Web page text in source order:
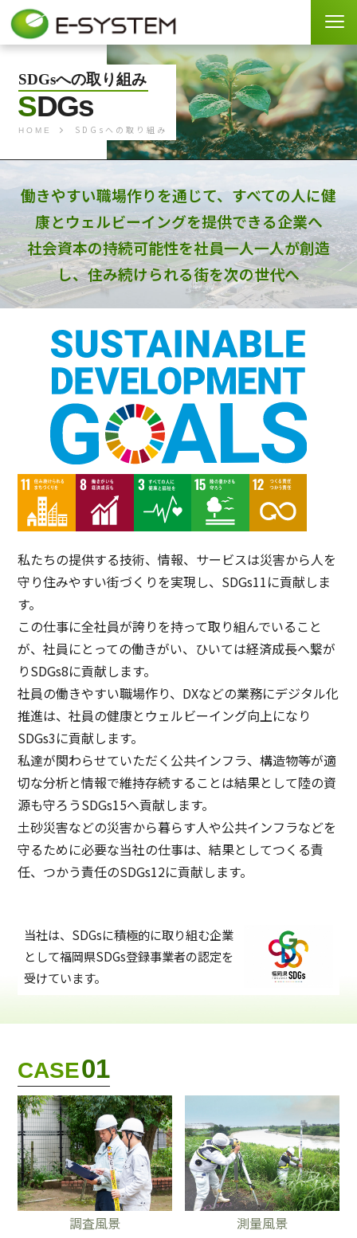
SDGsへの取り組み
SDGs
HOME SDGsへの取り組み
働きやすい職場作りを通じて、 すべての⼈に健
康とウェルビーイングを提供できる企業へ
社会資本の持続可能性を社員⼀⼈⼀⼈が創造
し、住み続けられる街を次の世代へ
私たちの提供する技術、情報、サービスは災害から⼈を
守り住みやすい街づくりを実現し、SDGs11に貢献しま
す。
この仕事に全社員が誇りを持って取り組んでいること
が、社員にとっての働きがい、ひいては経済成⻑へ繋が
りSDGs8に貢献します。
社員の働きやすい職場作り、DXなどの業務にデジタル化
推進は、社員の健康とウェルビーイング向上になり
SDGs3に貢献します。
私達が関わらせていただく公共インフラ、構造物等が適
切な分析と情報で維持存続することは結果として陸の資
源も守ろうSDGs15へ貢献します。
⼟砂災害などの災害から暮らす⼈や公共インフラなどを
守るために必要な当社の仕事は、結果としてつくる責
任、つかう責任のSDGs12に貢献します。
当社は、SDGsに積極的に取り組む企業
として福岡県SDGs登録事業者の認定を
受けています。
CASE01
調査⾵景 測量⾵景